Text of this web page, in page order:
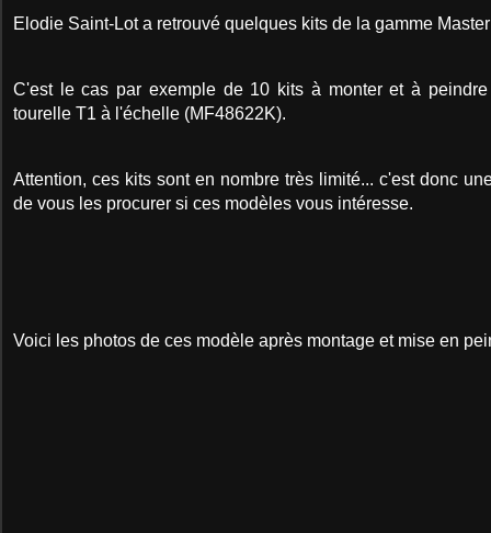
Elodie Saint-Lot a retrouvé quelques kits de la gamme
C'est le cas par exemple de 10 kits à monter et à
tourelle T1 à l'échelle (MF48622K).
Attention, ces kits sont en nombre très limité... c'est donc
de vous les procurer si ces modèles vous intéresse.
Voici les photos de ces modèle après montage et mise en